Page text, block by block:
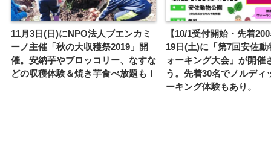
11月3日(日)にNPO法人ブエンカミ
ーノ主催「秋の大収穫祭2019」開
催。安納芋やブロッコリー、なすな
どの収穫体験＆焼き芋食べ放題も！
【10/1受付開始・先着
19日(土)に「第7回安佐動
ォーキング大会」が開催
う。先着30名でノルディ
ーキング体験もあり。